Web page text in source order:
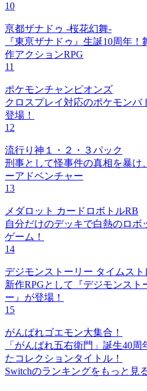
10
亰都ザナドゥ -桜花幻舞-
『東亰ザナドゥ』生誕10周年
作アクションRPG
11
ポケモンチャンピオンズ
クロスプレイ対応のポケモン
登場！
12
流行り神１・２・３パック
刑事として怪事件の真相を暴け
ーアドベンチャー
13
メダロット カードロボトルRB
自分だけのデッキで白熱のロボ
ゲーム！
14
デジモンストーリー タイムス
新作RPGとして『デジモンスト
ー』が登場！
15
がんばれゴエモン大集合！
「がんばれ五右衛門」誕生40
たコレクションタイトル！
Switchのランキングをもっと見